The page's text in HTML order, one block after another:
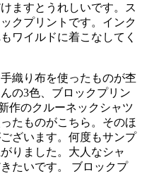
ますとうれしいです。
ス
クプリントです。インク
ワイルドに着こなしてく
織り布を使ったものが杢
の3色、ブロックプリン
作のクルーネックシャツ
たものがこちら。そのほ
ざいます。何度もサンプ
りました。大人なシャ
たいです。 ブロックプ